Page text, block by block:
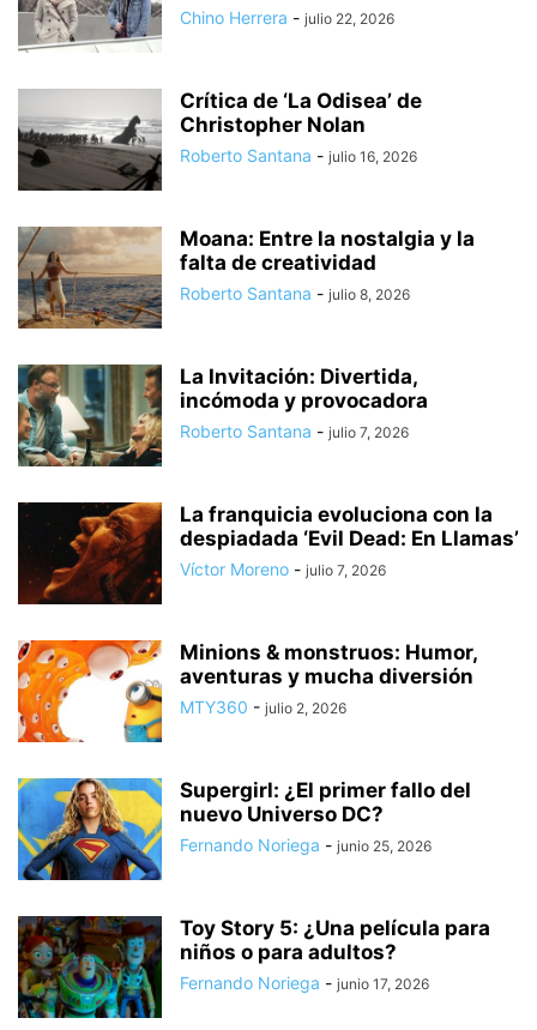
Chino Herrera - julio 22, 2026
Crítica de ‘La Odisea’ de
Christopher Nolan
Roberto Santana - julio 16, 2026
Moana: Entre la nostalgia y la
falta de creatividad
Roberto Santana - julio 8, 2026
La Invitación: Divertida,
incómoda y provocadora
Roberto Santana - julio 7, 2026
La franquicia evoluciona con la
despiadada ‘Evil Dead: En Llamas’
Víctor Moreno - julio 7, 2026
Minions & monstruos: Humor,
aventuras y mucha diversión
MTY360 - julio 2, 2026
Supergirl: ¿El primer fallo del
nuevo Universo DC?
Fernando Noriega - junio 25, 2026
Toy Story 5: ¿Una película para
niños o para adultos?
Fernando Noriega - junio 17, 2026